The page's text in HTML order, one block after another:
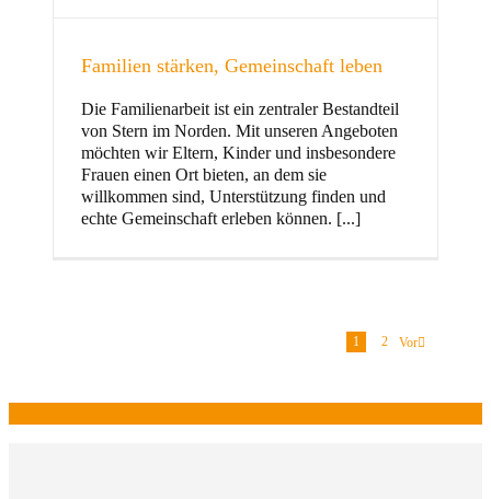
Familien stärken, Gemeinschaft leben
Die Familienarbeit ist ein zentraler Bestandteil
von Stern im Norden. Mit unseren Angeboten
möchten wir Eltern, Kinder und insbesondere
Frauen einen Ort bieten, an dem sie
willkommen sind, Unterstützung finden und
echte Gemeinschaft erleben können. [...]
1 2 Vor